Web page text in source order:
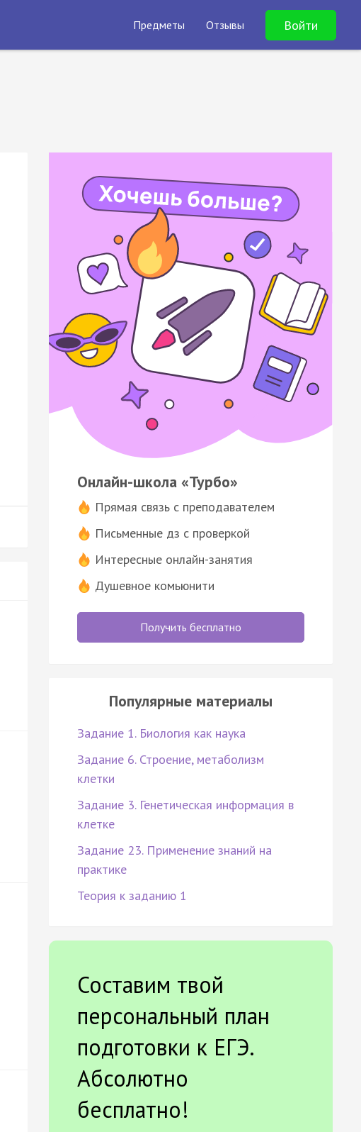
Предметы Отзывы Войти
Онлайн-школа «Турбо»
Прямая связь с преподавателем
Письменные дз с проверкой
Интересные онлайн-занятия
Душевное комьюнити
Получить бесплатно
Популярные материалы
Задание 1. Биология как наука
Задание 6. Строение, метаболизм
клетки
Задание 3. Генетическая информация в
клетке
Задание 23. Применение знаний на
практике
Теория к заданию 1
Составим твой
персональный план
подготовки к ЕГЭ.
Абсолютно
бесплатно!